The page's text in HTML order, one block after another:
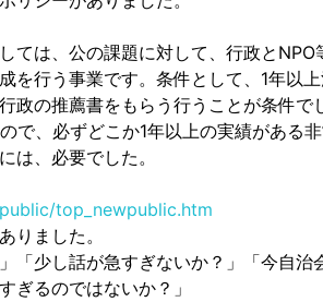
ては、公の課題に対して、行政とNPO
を行う事業です。条件として、1年以
の推薦書をもらう行うことが条件で
で、必ずどこか1年以上の実績がある
は、必要でした。
top_newpublic.htm
りました。
「少し話が急すぎないか？」「今自治
ぎるのではないか？」